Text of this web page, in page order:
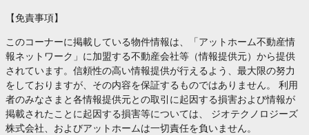
【免責事項】
このコーナーに掲載している物件情報は、「アットホーム不動産情
報ネットワーク」に加盟する不動産会社等（情報提供元）から提供
されています。信頼性の高い情報提供が行えるよう、最大限の努力
をしておりますが、その内容を保証するものではありません。 利用
者のみなさまと各情報提供元との取引に起因する損害および情報が
掲載されたことに起因する損害等については、 ジオテクノロジーズ
株式会社、およびアットホームは一切責任を負いません。